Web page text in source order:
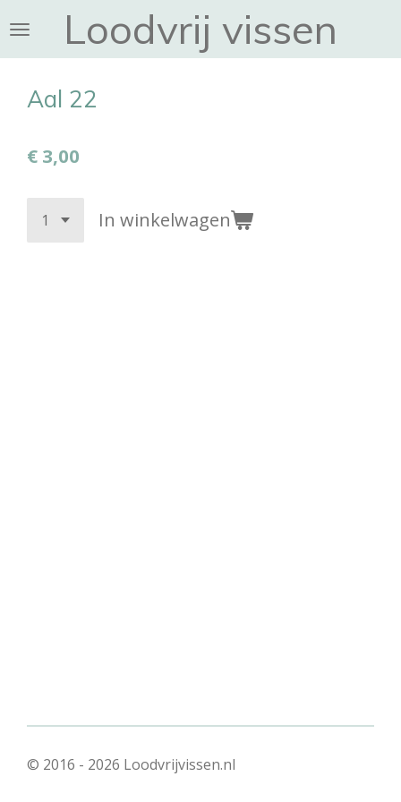
direct
naar
hoofdinhoud
Loodvrij vissen
Aal 22
€ 3,00
In winkelwagen
© 2016 - 2026 Loodvrijvissen.nl